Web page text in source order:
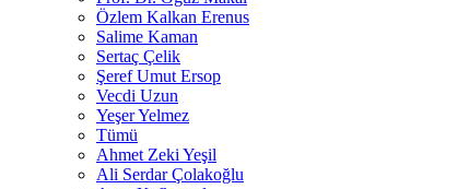
Özlem Kalkan Erenus
Salime Kaman
Sertaç Çelik
Şeref Umut Ersop
Vecdi Uzun
Yeşer Yelmez
Tümü
Ahmet Zeki Yeşil
Ali Serdar Çolakoğlu